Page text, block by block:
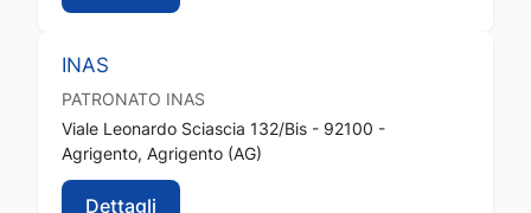
INAS
PATRONATO INAS
Viale Leonardo Sciascia 132/Bis - 92100 -
Agrigento, Agrigento (AG)
Dettagli